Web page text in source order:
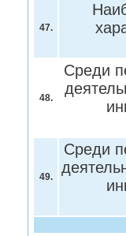
47.
48.
Среди
49.
Среди